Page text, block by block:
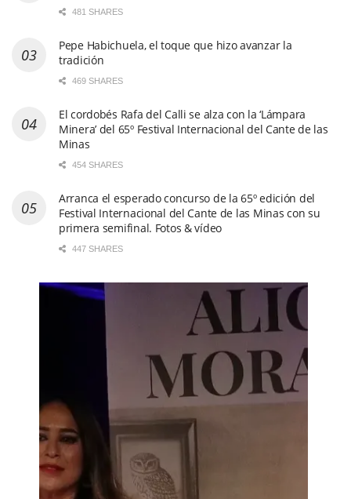
481 SHARES
Pepe Habichuela, el toque que hizo avanzar la
tradición
469 SHARES
El cordobés Rafa del Calli se alza con la ‘Lámpara
Minera’ del 65º Festival Internacional del Cante de las
Minas
454 SHARES
Arranca el esperado concurso de la 65º edición del
Festival Internacional del Cante de las Minas con su
primera semifinal. Fotos & vídeo
447 SHARES